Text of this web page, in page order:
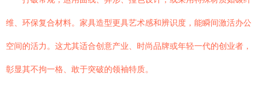
维、环保复合材料。家具造型更具艺术感和辨识度，能瞬间激活办公
空间的活力。这尤其适合创意产业、时尚品牌或年轻一代的创业者，
彰显其不拘一格、敢于突破的领袖特质。